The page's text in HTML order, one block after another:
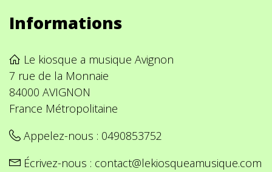
Informations
Le kiosque a musique Avignon
7 rue de la Monnaie
84000 AVIGNON
France Métropolitaine
Appelez-nous : 0490853752
Écrivez-nous : contact@lekiosqueamusique.com